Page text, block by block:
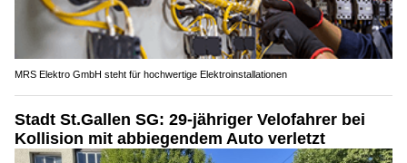
MRS Elektro GmbH steht für hochwertige Elektroinstallationen
Stadt St.Gallen SG: 29-jähriger Velofahrer bei
Kollision mit abbiegendem Auto verletzt